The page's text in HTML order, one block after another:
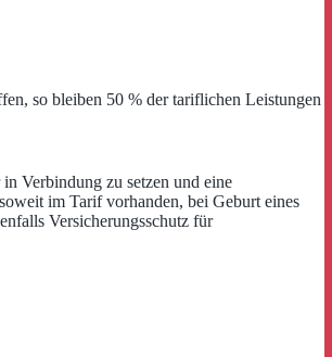
so bleiben 50 % der tariflichen Leistungen
Verbindung zu setzen und eine
im Tarif vorhanden, bei Geburt eines
Versicherungsschutz für